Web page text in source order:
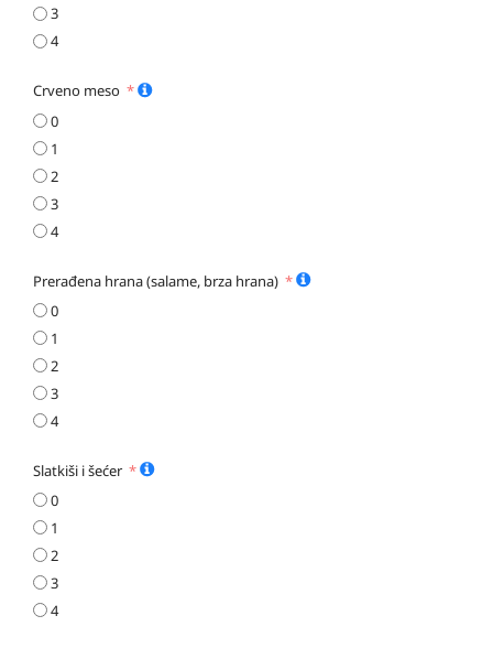
3
4
Crveno meso
0
1
2
3
4
Prerađena hrana (salame, brza hrana)
0
1
2
3
4
Slatkiši i šećer
0
1
2
3
4